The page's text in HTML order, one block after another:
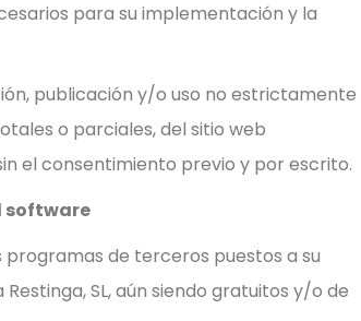
para su implementación y la
publicación y/o uso no estrictamente
o parciales, del sitio web
el consentimiento previo y por escrito.
software
programas de terceros puestos a su
SL, aún siendo gratuitos y/o de